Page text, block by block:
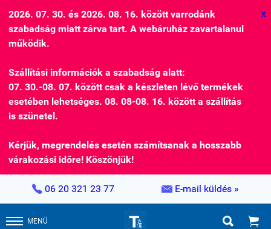
2026. 07. 30. és 2026. 08. 16. között varrodánk
szabadság miatt zárva tart. A webáruház zavartalanul
működik.
Szállítási információk a szabadság alatt:
07. 30.-08. 07. között csak a készleten lévő termékek
esetében lehetséges. 08. 08-08. 16. között a szállítás
is szünetel.
Kérjük, megrendelés esetén számítsanak a hosszabb
várakozási időre! Köszönjük!
X
 06 20 321 23 77  E-mail küldés »
MENÜ  